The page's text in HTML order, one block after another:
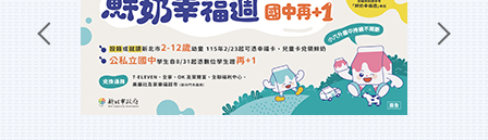
特色課程